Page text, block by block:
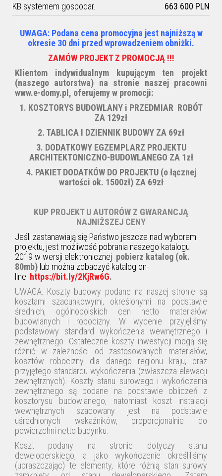
KB systemem gospodar.
663 600 PLN
UWAGA: Podana cena promocyjna jest najniższą w
okresie 30 dni przed wprowadzeniem obniżki.
ZAMÓW PROJEKT Z PROMOCJĄ !!!
Klientom indywidualnym kupującym ten projekt
(naszego autorstwa) na stronie naszej pracowni
www.e-domy.pl, oferujemy w promocji:
1. KOSZTORYS BUDOWLANY i PRZEDMIAR ROBÓT
ZA 129zł
2. TABLICA I DZIENNIK BUDOWY ZA 69zł
3. DODATKOWY EGZEMPLARZ PROJEKTU
ARCHITEKTONICZNO-BUDOWLANEGO ZA 1zł
4. PAKIET DODATKÓW DO PROJEKTU (o łącznej
wartości ok. 1500zł) ZA 69zł
KUP PROJEKT U AUTORÓW Z GWARANCJĄ
NAJNIŻSZEJ CENY
Jeśli zastanawiają się Państwo jeszcze nad wyborem
projektu, jest możliwość pobrania naszego katalogu
2019 w wersji elektronicznej pobierz katalog (ok.
80mb) lub można zobaczyć katalog on-
line: https://bit.ly/2KjRw6G.
UWAGA: Koszty budowy podane na naszej stronie są
kosztami szacunkowymi, określonymi na podstawie
średnich, ogólnopolskich cen netto materiałów
budowlanych i robocizny. W wycenie przyjęliśmy
podstawowy standard wykończenia wewnętrznego i
zewnętrznego. Ostateczne koszty inwestycji mogą się
różnić w zależności od zastosowanych materiałów,
kosztów robocizny dla danego regionu kraju, oraz
przyjętego standardu wykończenia (zwłaszcza elewacji
zewnętrznych). Koszty stanu surowego i wykończenia
zewnętrznego są podane na podstawie obliczeń z
kosztorysu budowlanego, natomiast koszt instalacji
wewnętrznych szacowany jest na podstawie
uśrednionych wskaźników, proporcjonalnie do
powierzchni netto budynku.
Koszt podany na stronie dotyczy stanu
deweloperskiego, a jako wykończenie określiliśmy
(upraszczając) te elementy, które różnią stan surowy